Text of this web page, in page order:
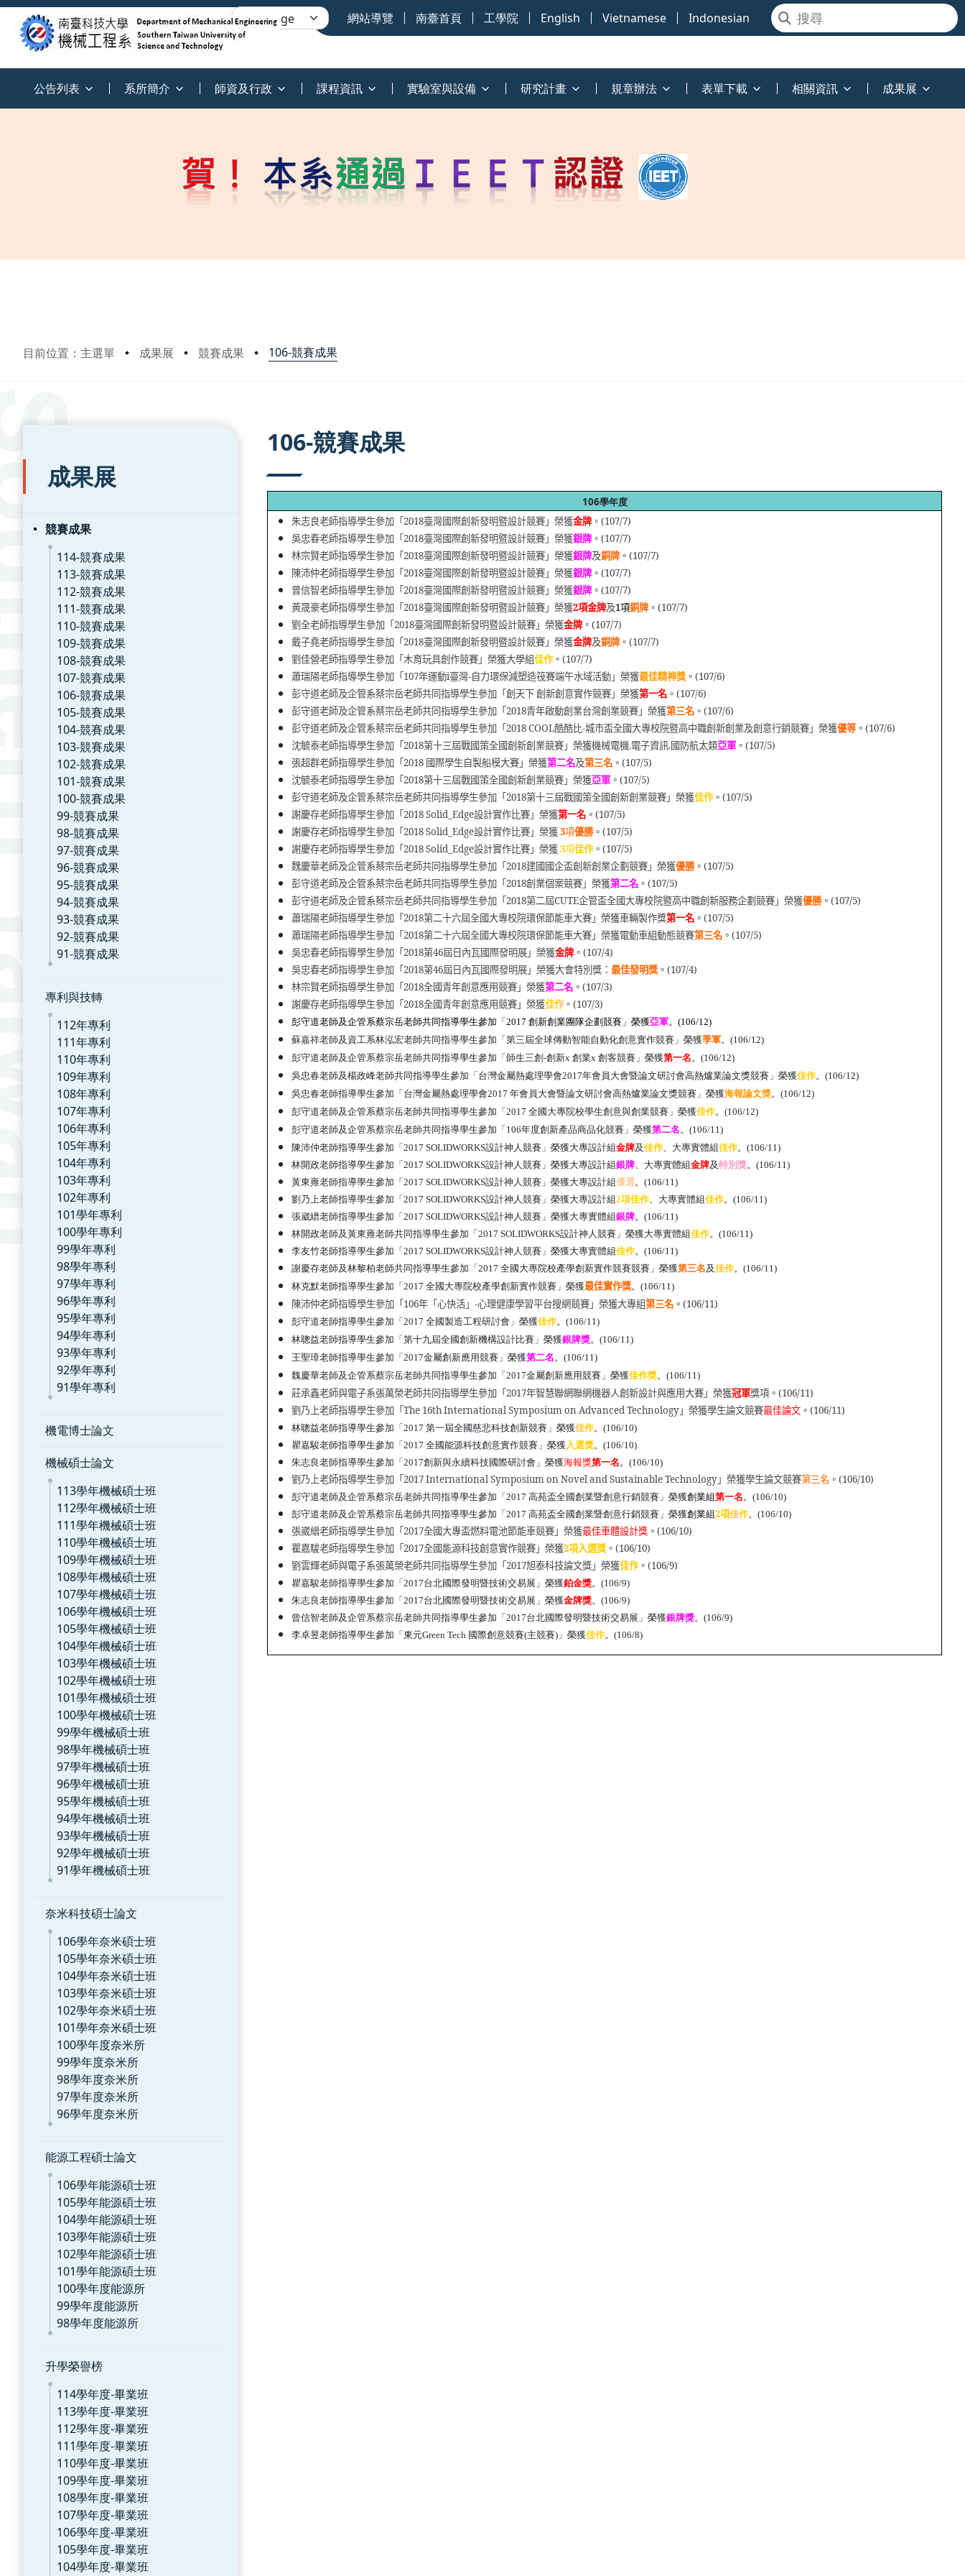
網站導覽 南臺首頁 工學院 English Vietnamese Indonesian
公告列表 系所簡介 師資及行政 課程資訊 實驗室與設備 研究計畫 規章辦法 表單下載 相關資訊 成果展
目前位置：主選單 成果展 競賽成果 106-競賽成果
:::
成果展
競賽成果
114-競賽成果
113-競賽成果
112-競賽成果
111-競賽成果
110-競賽成果
109-競賽成果
108-競賽成果
107-競賽成果
106-競賽成果
105-競賽成果
104-競賽成果
103-競賽成果
102-競賽成果
101-競賽成果
100-競賽成果
99-競賽成果
98-競賽成果
97-競賽成果
96-競賽成果
95-競賽成果
94-競賽成果
93-競賽成果
92-競賽成果
91-競賽成果
專利與技轉
112年專利
111年專利
110年專利
109年專利
108年專利
107年專利
106年專利
105年專利
104年專利
103年專利
102年專利
101學年專利
100學年專利
99學年專利
98學年專利
97學年專利
96學年專利
95學年專利
94學年專利
93學年專利
92學年專利
91學年專利
機電博士論文
機械碩士論文
113學年機械碩士班
112學年機械碩士班
111學年機械碩士班
110學年機械碩士班
109學年機械碩士班
108學年機械碩士班
107學年機械碩士班
106學年機械碩士班
105學年機械碩士班
104學年機械碩士班
103學年機械碩士班
102學年機械碩士班
101學年機械碩士班
100學年機械碩士班
99學年機械碩士班
98學年機械碩士班
97學年機械碩士班
96學年機械碩士班
95學年機械碩士班
94學年機械碩士班
93學年機械碩士班
92學年機械碩士班
91學年機械碩士班
奈米科技碩士論文
106學年奈米碩士班
105學年奈米碩士班
104學年奈米碩士班
103學年奈米碩士班
102學年奈米碩士班
101學年奈米碩士班
100學年度奈米所
99學年度奈米所
98學年度奈米所
97學年度奈米所
96學年度奈米所
能源工程碩士論文
106學年能源碩士班
105學年能源碩士班
104學年能源碩士班
103學年能源碩士班
102學年能源碩士班
101學年能源碩士班
100學年度能源所
99學年度能源所
98學年度能源所
升學榮譽榜
114學年度-畢業班
113學年度-畢業班
112學年度-畢業班
111學年度-畢業班
110學年度-畢業班
109學年度-畢業班
108學年度-畢業班
107學年度-畢業班
106學年度-畢業班
105學年度-畢業班
104學年度-畢業班
106-競賽成果
106學年度
朱志良老師指導學生參加「2018臺灣國際創新發明暨設計競賽」榮獲金牌。(107/7)
吳忠春老師指導學生參加「2018臺灣國際創新發明暨設計競賽」榮獲銀牌。(107/7)
林宗賢老師指導學生參加「2018臺灣國際創新發明暨設計競賽」榮獲銀牌及銅牌。(107/7)
陳沛仲老師指導學生參加「2018臺灣國際創新發明暨設計競賽」榮獲銀牌。(107/7)
曾信智老師指導學生參加「2018臺灣國際創新發明暨設計競賽」榮獲銀牌。(107/7)
黃晟豪老師指導學生參加「2018臺灣國際創新發明暨設計競賽」榮獲2項金牌及1項銅牌。(107/7)
劉全老師指導學生參加「2018臺灣國際創新發明暨設計競賽」榮獲金牌。(107/7)
戴子堯老師指導學生參加「2018臺灣國際創新發明暨設計競賽」榮獲金牌及銅牌。(107/7)
劉佳營老師指導學生參加「木育玩具創作競賽」榮獲大學組佳作。(107/7)
蕭瑞陽老師指導學生參加「107年運動i臺灣-自力環保減塑造筏賽端午水域活動」榮獲最佳精神獎。(107/6)
彭守道老師及企管系蔡宗岳老師共同指導學生參加「創天下 創新創意實作競賽」榮獲第一名 。(107/6)
彭守道老師及企管系蔡宗岳老師共同指導學生參加「2018青年啟動創業台灣創業競賽」榮獲第三名 。(107/6)
彭守道老師及企管系蔡宗岳老師共同指導學生參加「2018 COOL酷酷比-城市盃全國大專校院暨高中職創新創業及創意行銷競賽」榮獲優等。(107/6)
沈毓泰老師指導學生參加「2018第十三屆戰國策全國創新創業競賽」榮獲機械電機.電子資訊.國防航太類亞軍 。(107/5)
張超群老師指導學生參加「2018 國際學生自製船模大賽」榮獲第二名及第三名 。(107/5)
沈毓泰老師指導學生參加「2018第十三屆戰國策全國創新創業競賽」榮獲亞軍 。 (107/5)
彭守道老師及企管系蔡宗岳老師共同指導學生參加「2018第十三屆戰國策全國創新創業競賽」榮獲佳作。(107/5)
謝慶存老師指導學生參加「2018 Solid_Edge設計實作比賽」榮獲第一名 。 (107/5)
謝慶存老師指導學生參加「2018 Solid_Edge設計實作比賽」榮獲3項優勝。 (107/5)
謝慶存老師指導學生參加「2018 Solid_Edge設計實作比賽」榮獲3項佳作。 (107/5)
魏慶華老師及企管系蔡宗岳老師共同指導學生參加「2018建國國企盃創新創業企劃競賽」榮獲優勝。(107/5)
彭守道老師及企管系蔡宗岳老師共同指導學生參加「2018創業個案競賽」榮獲第二名 。 (107/5)
彭守道老師及企管系蔡宗岳老師共同指導學生參加「2018第二屆CUTE企管盃全國大專校院暨高中職創新服務企劃競賽」榮獲優勝。 (107/5)
蕭瑞陽老師指導學生參加「2018第二十六屆全國大專校院環保節能車大賽」榮獲車輛製作獎第一名 。 (107/5)
蕭瑞陽老師指導學生參加「2018第二十六屆全國大專校院環保節能車大賽」榮獲電動車組動態競賽第三名 。 (107/5)
吳忠春老師指導學生參加「2018第46屆日內瓦國際發明展」榮獲金牌。 (107/4)
吳忠春老師指導學生參加「2018第46屆日內瓦國際發明展」榮獲大會特別獎： 最佳發明獎。 (107/4)
林宗賢老師指導學生參加「2018全國青年創意應用競賽」榮獲第二名 。 (107/3)
謝慶存老師指導學生參加「2018全國青年創意應用競賽」榮獲佳作。 (107/3)
彭守道老師及企管系蔡宗岳老師共同指導學生參加「2017 創新創業團隊企劃競賽」榮獲亞軍。 (106/12)
蘇嘉祥老師及資工系林泓宏老師共同指導學生參加「第三屆全球傳動智能自動化創意實作競賽」榮獲季軍。 (106/12)
彭守道老師及企管系蔡宗岳老師共同指導學生參加「師生三創-創新x 創業x 創客競賽」榮獲第一名。 (106/12)
吳忠春老師及楊政峰老師共同指導學生參加「台灣金屬熱處理學會2017年會員大會暨論文研討會高熱爐業論文獎競賽」榮獲佳作。 (106/12)
吳忠春老師指導學生參加「台灣金屬熱處理學會2017 年會員大會暨論文研討會高熱爐業論文獎競賽」榮獲海報論文獎。 (106/12)
彭守道老師及企管系蔡宗岳老師共同指導學生參加「2017 全國大專院校學生創意與創業競賽」榮獲佳作。 (106/12)
彭守道老師及企管系蔡宗岳老師共同指導學生參加「106年度創新產品商品化競賽」榮獲第二名。(106/11)
陳沛仲老師指導學生參加「2017 SOLIDWORKS設計神人競賽」榮獲大專設計組金牌及佳作、大專實體組佳作。(106/11)
林開政老師指導學生參加「2017 SOLIDWORKS設計神人競賽」榮獲大專設計組銀牌、大專實體組金牌及特別獎。(106/11)
黃東雍老師指導學生參加「2017 SOLIDWORKS設計神人競賽」榮獲大專設計組優選。(106/11)
劉乃上老師指導學生參加「2017 SOLIDWORKS設計神人競賽」榮獲大專設計組2項佳作、大專實體組佳作。(106/11)
張崴縉老師指導學生參加「2017 SOLIDWORKS設計神人競賽」榮獲大專實體組銀牌。(106/11)
林開政老師及黃東雍老師共同指導學生參加「2017 SOLIDWORKS設計神人競賽」榮獲大專實體組佳作。(106/11)
李友竹老師指導學生參加「2017 SOLIDWORKS設計神人競賽」榮獲大專實體組佳作。(106/11)
謝慶存老師及林黎柏老師共同指導學生參加「2017 全國大專院校產學創新實作競賽競賽」榮獲第三名及佳作。 (106/11)
林克默老師指導學生參加「2017 全國大專院校產學創新實作競賽」榮獲最佳實作獎。 (106/11)
陳沛仲老師指導學生參加「106年「心快活」 -心理健康學習平台搜網競賽」榮獲大專組第三名 。 (106/11)
彭守道老師指導學生參加「2017 全國製造工程研討會」榮獲佳作。 (106/11)
林聰益老師指導學生參加「第十九屆全國創新機構設計比賽」榮獲銀牌獎。 (106/11)
王聖璋老師指導學生參加「 2017金屬創新應用競賽」榮獲第二名。 (106/11)
魏慶華老師及企管系蔡宗岳老師共同指導學生參加「2017金屬創新應用競賽」榮獲佳作獎。(106/11)
莊承鑫老師與電子系張萬榮老師共同指導學生參加「2017年智慧聯網聯網機器人創新設計與應用大賽」榮獲冠軍獎項。 (106/11)
劉乃上老師指導學生參加「The 16th International Symposium on Advanced Technology」榮獲學生論文競賽最佳論文 。 (106/11)
林聰益老師指導學生參加「2017 第一屆全國慈悲科技創新競賽」榮獲佳作。(106/10)
瞿嘉駿老師指導學生參加「2017 全國能源科技創意實作競賽」榮獲入選獎。(106/10)
朱志良老師指導學生參加「2017創新與永續科技國際研討會」榮獲海報獎第一名。(106/10)
劉乃上老師指導學生參加「2017 International Symposium on Novel and Sustainable Technology」榮獲學生論文競賽第三名 。 (106/10)
彭守道老師及企管系蔡宗岳老師共同指導學生參加「2017 高苑盃全國創業暨創意行銷競賽」榮獲創業組第一名。(106/10)
彭守道老師及企管系蔡宗岳老師共同指導學生參加「2017 高苑盃全國創業暨創意行銷競賽」榮獲創業組2項佳作。(106/10)
張崴縉老師指導學生參加「2017全國大專盃燃料電池節能車競賽」榮獲最佳車體設計獎 。 (106/10)
瞿嘉駿老師指導學生參加「2017全國能源科技創意實作競賽」榮獲2項入選獎。 (106/10)
劉雲輝老師與電子系張萬榮老師共同指導學生參加「2017旭泰科技論文獎」榮獲佳作。 (106/9)
瞿嘉駿老師指導學生參加「2017台北國際發明暨技術交易展」榮獲鉑金獎。(106/9)
朱志良老師指導學生參加「2017台北國際發明暨技術交易展」榮獲金牌獎。(106/9)
曾信智老師及企管系蔡宗岳老師共同指導學生參加「2017台北國際發明暨技術交易展」榮獲銀牌獎。(106/9)
李卓昱老師指導學生參加「東元Green Tech 國際創意競賽(主競賽)」榮獲佳作。(106/8)